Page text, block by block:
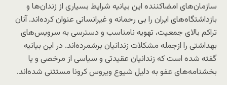
سازمان‌های امضاکننده این بیانیه شرایط بسیاری از زندان‌ها و
بازداشتگاه‌های ایران را بی رحمانه و غیرانسانی عنوان کرده‌اند. آنان
تراکم بالای جمعیت، تهویه نامناسب و دسترسی به سرویس‌های
بهداشتی را ازجمله مشکلات زندانیان برشمرده‌اند. در این بیانیه
گفته شده است که زندانیان عقیدتی و سیاسی از مرخصی و یا
بخشنامه‌های عفو به دلیل شیوع ویروس کرونا مستثنی شده‌اند.